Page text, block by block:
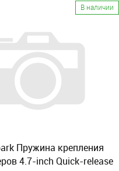
В наличии
Пружина крепления
4.7-inch Quick-release